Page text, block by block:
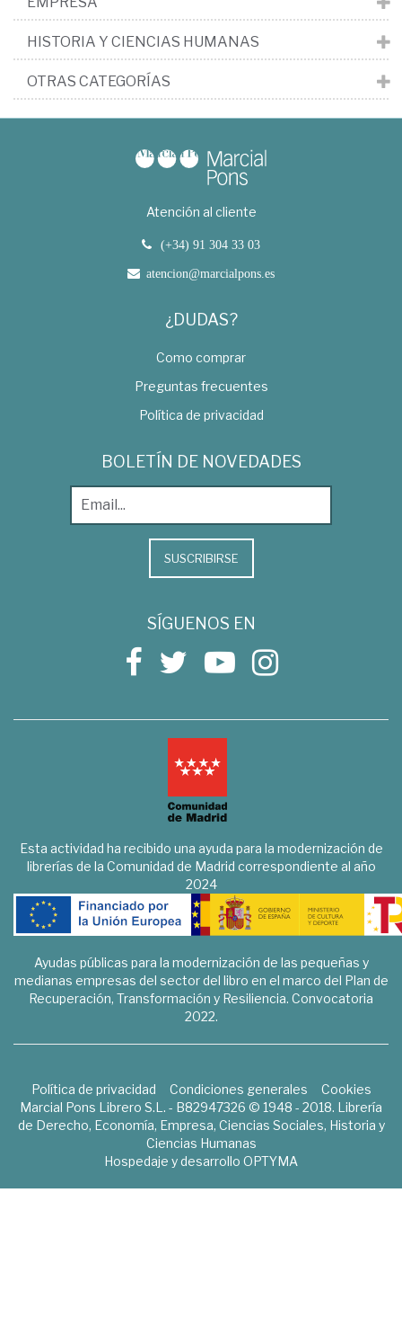
HISTORIA Y CIENCIAS HUMANAS
OTRAS CATEGORÍAS
Atención al cliente
(+34) 91 304 33 03
atencion@marcialpons.es
¿DUDAS?
Como comprar
Preguntas frecuentes
Política de privacidad
BOLETÍN DE NOVEDADES
SUSCRIBIRSE
SÍGUENOS EN
Esta actividad ha recibido una ayuda para la modernización de
librerías de la Comunidad de Madrid correspondiente al año
2024
Ayudas públicas para la modernización de las pequeñas y
medianas empresas del sector del libro en el marco del Plan de
Recuperación, Transformación y Resiliencia. Convocatoria
2022.
Política de privacidad Condiciones generales
Cookies
Marcial Pons Librero S.L. - B82947326 © 1948 - 2018. Librería
de Derecho, Economía, Empresa, Ciencias Sociales, Historia y
Ciencias Humanas
Hospedaje y desarrollo OPTYMA